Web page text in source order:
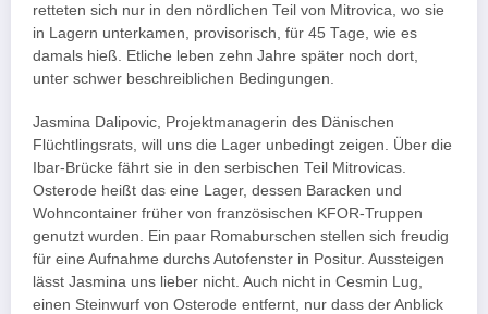
retteten sich nur in den nördlichen Teil von Mitrovica, wo sie
in Lagern unterkamen, provisorisch, für 45 Tage, wie es
damals hieß. Etliche leben zehn Jahre später noch dort,
unter schwer beschreiblichen Bedingungen.
Jasmina Dalipovic, Projektmanagerin des Dänischen
Flüchtlingsrats, will uns die Lager unbedingt zeigen. Über die
Ibar-Brücke fährt sie in den serbischen Teil Mitrovicas.
Osterode heißt das eine Lager, dessen Baracken und
Wohncontainer früher von französischen KFOR-Truppen
genutzt wurden. Ein paar Romaburschen stellen sich freudig
für eine Aufnahme durchs Autofenster in Positur. Aussteigen
lässt Jasmina uns lieber nicht. Auch nicht in Cesmin Lug,
einen Steinwurf von Osterode entfernt, nur dass der Anblick